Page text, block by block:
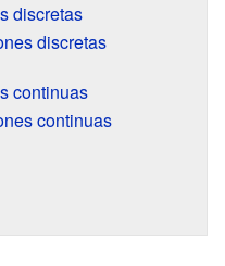
discretas
discretas
continuas
continuas